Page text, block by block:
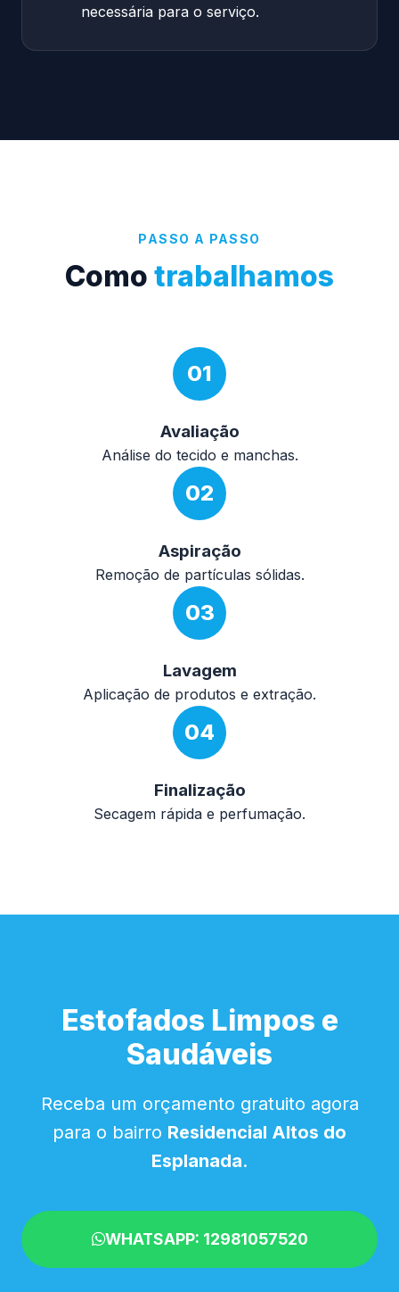
necessária para o serviço.
PASSO A PASSO
Como trabalhamos
01
Avaliação
Análise do tecido e manchas.
02
Aspiração
Remoção de partículas sólidas.
03
Lavagem
Aplicação de produtos e extração.
04
Finalização
Secagem rápida e perfumação.
Estofados Limpos e
Saudáveis
Receba um orçamento gratuito agora
para o bairro Residencial Altos do
Esplanada.
WHATSAPP: 12981057520